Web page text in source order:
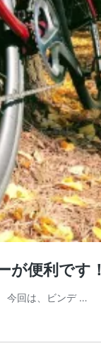
が便利です！
今回は、ビンデ …